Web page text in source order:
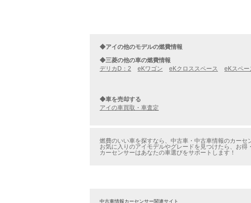
◆アイの他のモデルの燃費情報
◆三菱の他の車の燃費情報
デリカD：2
eKワゴン eKクロススペース eKスペー
◆車を売却する
アイの車買取・車査定
燃費のいい車を探すなら、中古車・中古車情報のカーセ
お気に入りのアイモデルやグレードを見つけたら、お
カーセンサーはあなたの車選びをサポートします！
中古車情報カーセンサー関連サイト